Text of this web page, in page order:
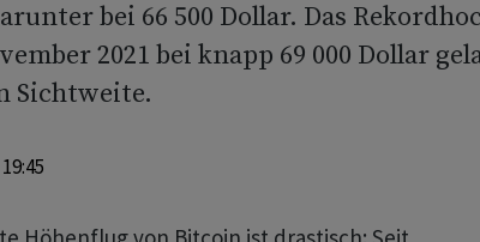
bei 66 500 Dollar. Das
2021 bei knapp 69 000 Dollar
Sichtweite.